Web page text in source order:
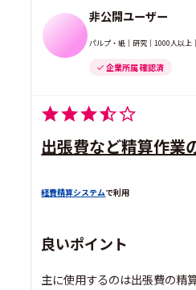
非公開ユーザー
パルプ・紙｜研究｜1000人以上
企業所属 確認済
出張費など精算作業
経費精算システムで利用
良いポイント
主に使用するのは出張費の精